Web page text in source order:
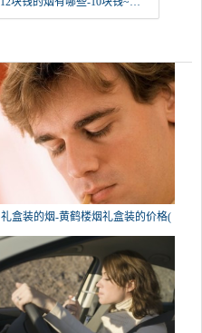
礼盒装的烟-黄鹤楼烟礼盒装的价格(